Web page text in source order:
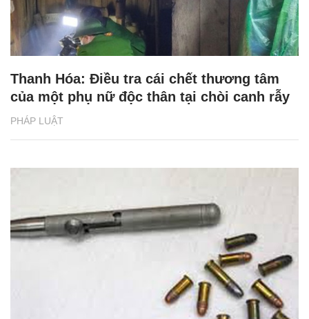
PHÁP LUẬT
Thanh Hóa: Điều tra cái chết thương tâm
của một phụ nữ độc thân tại chòi canh rẫy